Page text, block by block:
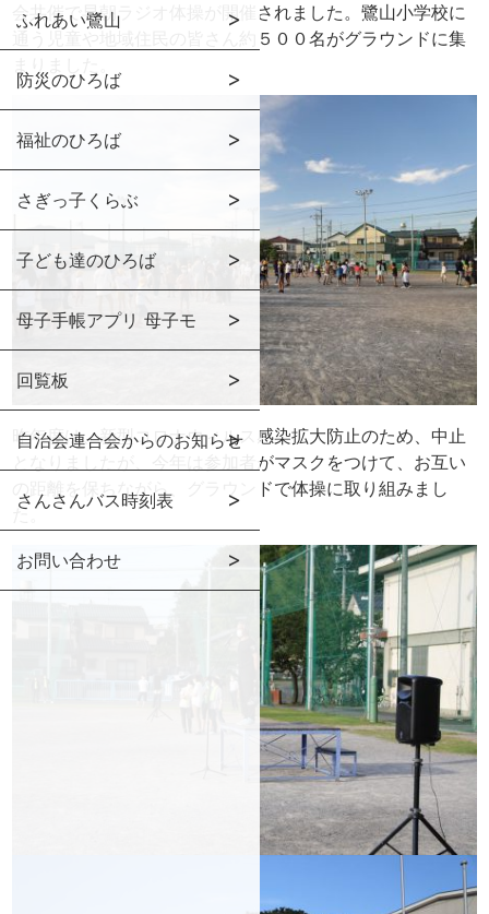
ふれあい鷺山
防災のひろば
福祉のひろば
さぎっ子くらぶ
子ども達のひろば
母子手帳アプリ 母子モ
回覧板
自治会連合会からのお知らせ
さんさんバス時刻表
お問い合わせ
会共催で早朝ラジオ体操が開催されました。鷺山小学校に
通う児童や地域住民の皆さん約５００名がグラウンドに集
昨年度は、新型コロナウィルス感染拡大防止のため、中止
となりましたが、今年は参加者がマスクをつけて、お互い
の距離を保ちながら、グラウンドで体操に取り組みまし
た。